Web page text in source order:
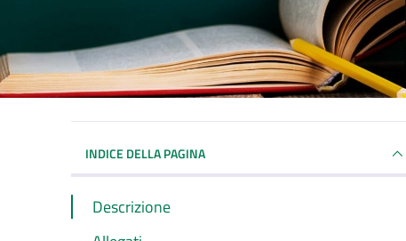
INDICE DELLA PAGINA
Descrizione